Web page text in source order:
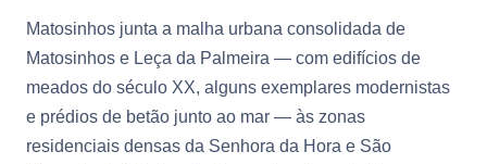
Matosinhos junta a malha urbana consolidada de
Matosinhos e Leça da Palmeira — com edifícios de
meados do século XX, alguns exemplares modernistas
e prédios de betão junto ao mar — às zonas
residenciais densas da Senhora da Hora e São